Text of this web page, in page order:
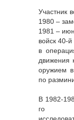
Участник
1980 –
1981 –
войск 40-
в
движения
оружием
по
В 1982-
го